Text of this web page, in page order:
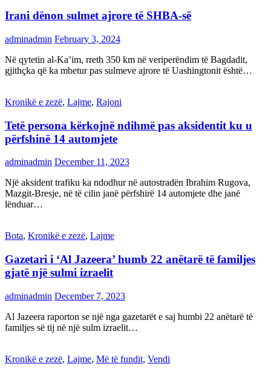
Irani dënon sulmet ajrore të SHBA-së
adminadmin February 3, 2024
Në qytetin al-Ka’im, rreth 350 km në veriperëndim të Bagdadit,
gjithçka që ka mbetur pas sulmeve ajrore të Uashingtonit është…
Kronikë e zezë, Lajme, Rajoni
Tetë persona kërkojnë ndihmë pas aksidentit ku u
përfshinë 14 automjete
adminadmin December 11, 2023
Një aksident trafiku ka ndodhur në autostradën Ibrahim Rugova,
Mazgit-Bresje, në të cilin janë përfshirë 14 automjete dhe janë
lënduar…
Bota, Kronikë e zezë, Lajme
Gazetari i ‘Al Jazeera’ humb 22 anëtarë të familjes
gjatë një sulmi izraelit
adminadmin December 7, 2023
Al Jazeera raporton se një nga gazetarët e saj humbi 22 anëtarë të
familjes së tij në një sulm izraelit…
Kronikë e zezë, Lajme, Më të fundit, Vendi